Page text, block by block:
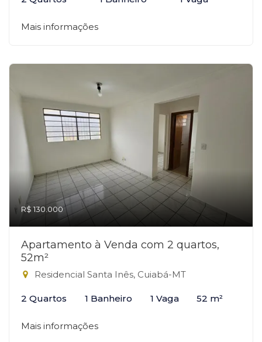
Mais informações
R$ 130.000
Apartamento à Venda com 2 quartos,
52m²
Residencial Santa Inês, Cuiabá-MT
2 Quartos 1 Banheiro 1 Vaga 52 m²
Mais informações